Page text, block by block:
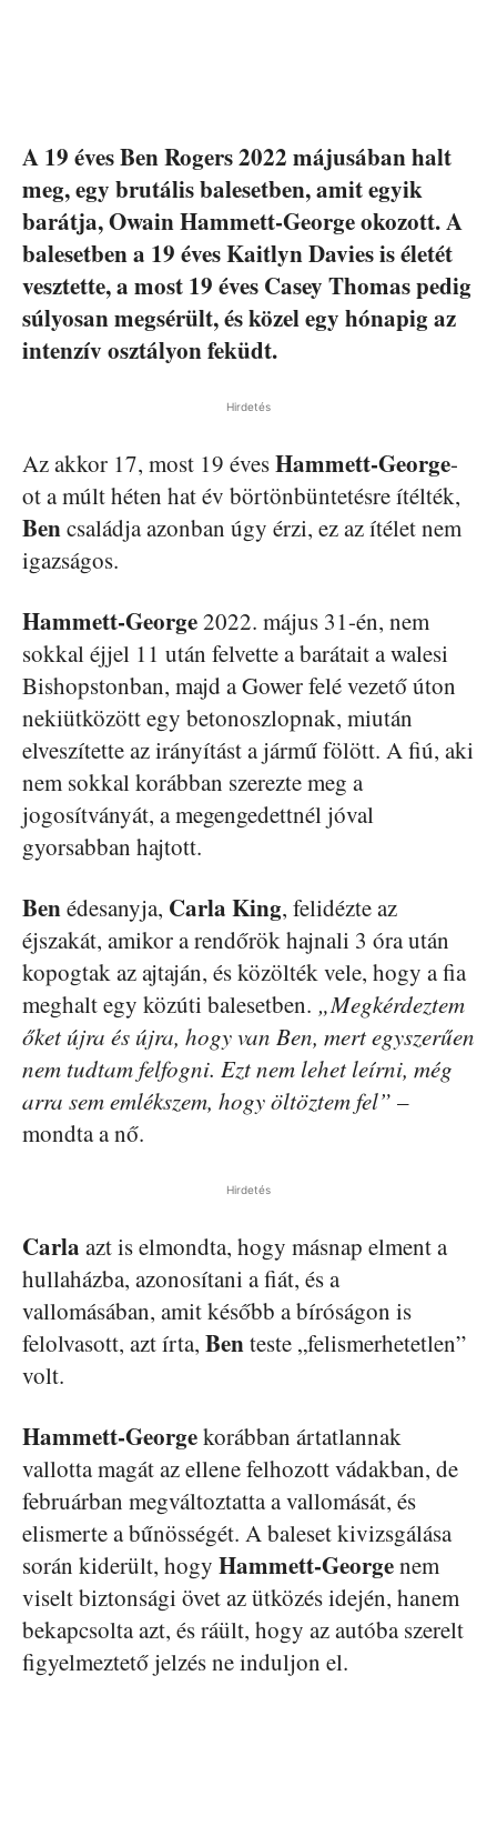
A 19 éves Ben Rogers 2022 májusában halt
meg, egy brutális balesetben, amit egyik
barátja, Owain Hammett-George okozott. A
balesetben a 19 éves Kaitlyn Davies is életét
vesztette, a most 19 éves Casey Thomas pedig
súlyosan megsérült, és közel egy hónapig az
intenzív osztályon feküdt.
Hirdetés
Az akkor 17, most 19 évesHammett-George-
ot a múlt héten hat év börtönbüntetésre ítélték,
Bencsaládja azonban úgy érzi, ez az ítélet nem
igazságos.
Hammett-George2022. május 31-én, nem
sokkal éjjel 11 után felvette a barátait a walesi
Bishopstonban, majd a Gower felé vezető úton
nekiütközött egy betonoszlopnak, miután
elveszítette az irányítást a jármű fölött. A fiú, aki
nem sokkal korábban szerezte meg a
jogosítványát, a megengedettnél jóval
gyorsabban hajtott.
Benédesanyja, Carla King, felidézte az
éjszakát, amikor a rendőrök hajnali 3 óra után
kopogtak az ajtaján, és közölték vele, hogy a fia
meghalt egy közúti balesetben. „Megkérdeztem
őket újra és újra, hogy van Ben, mert egyszerűen
nem tudtam felfogni. Ezt nem lehet leírni, még
arra sem emlékszem, hogy öltöztem fel” –
mondta a nő.
Hirdetés
Carla azt is elmondta, hogy másnap elment a
hullaházba, azonosítani a fiát, és a
vallomásában, amit később a bíróságon is
felolvasott, azt írta, Benteste „felismerhetetlen”
volt.
Hammett-Georgekorábban ártatlannak
vallotta magát az ellene felhozott vádakban, de
februárban megváltoztatta a vallomását, és
elismerte a bűnösségét. A baleset kivizsgálása
során kiderült, hogy Hammett-Georgenem
viselt biztonsági övet az ütközés idején, hanem
bekapcsolta azt, és ráült, hogy az autóba szerelt
figyelmeztető jelzés ne induljon el.